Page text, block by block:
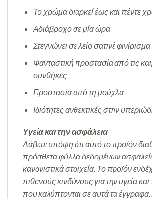
Το χρώμα διαρκεί έως και πέντε
Αδιάβροχο σε μία ώρα
Στεγνώνει σε λείο σατινέ φινίρισμα
Φανταστική προστασία από τις
συνθήκες
Προστασία από τη μούχλα
Ιδιότητες ανθεκτικές στην
Υγεία και την ασφάλεια
Λάβετε υπόψη ότι αυτό το προϊόν
πρόσθετα φύλλα δεδομένων
κανονιστικά στοιχεία. Το προϊόν
πιθανούς κινδύνους για την υγεία
που καλύπτονται σε αυτά τα έγγραφα.